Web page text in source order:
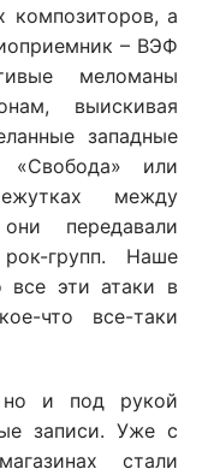
композиторов, а
– ВЭФ
меломаны
выискивая
западные
«Свобода» или
между
передавали
групп. Наше
все эти атаки в
что все-таки
и под рукой
записи. Уже с
стали